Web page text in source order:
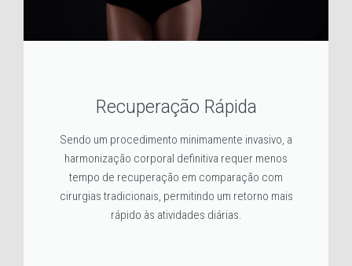
Recuperação Rápida
Sendo um procedimento minimamente invasivo, a
harmonização corporal definitiva requer menos
tempo de recuperação em comparação com
cirurgias tradicionais, permitindo um retorno mais
rápido às atividades diárias.